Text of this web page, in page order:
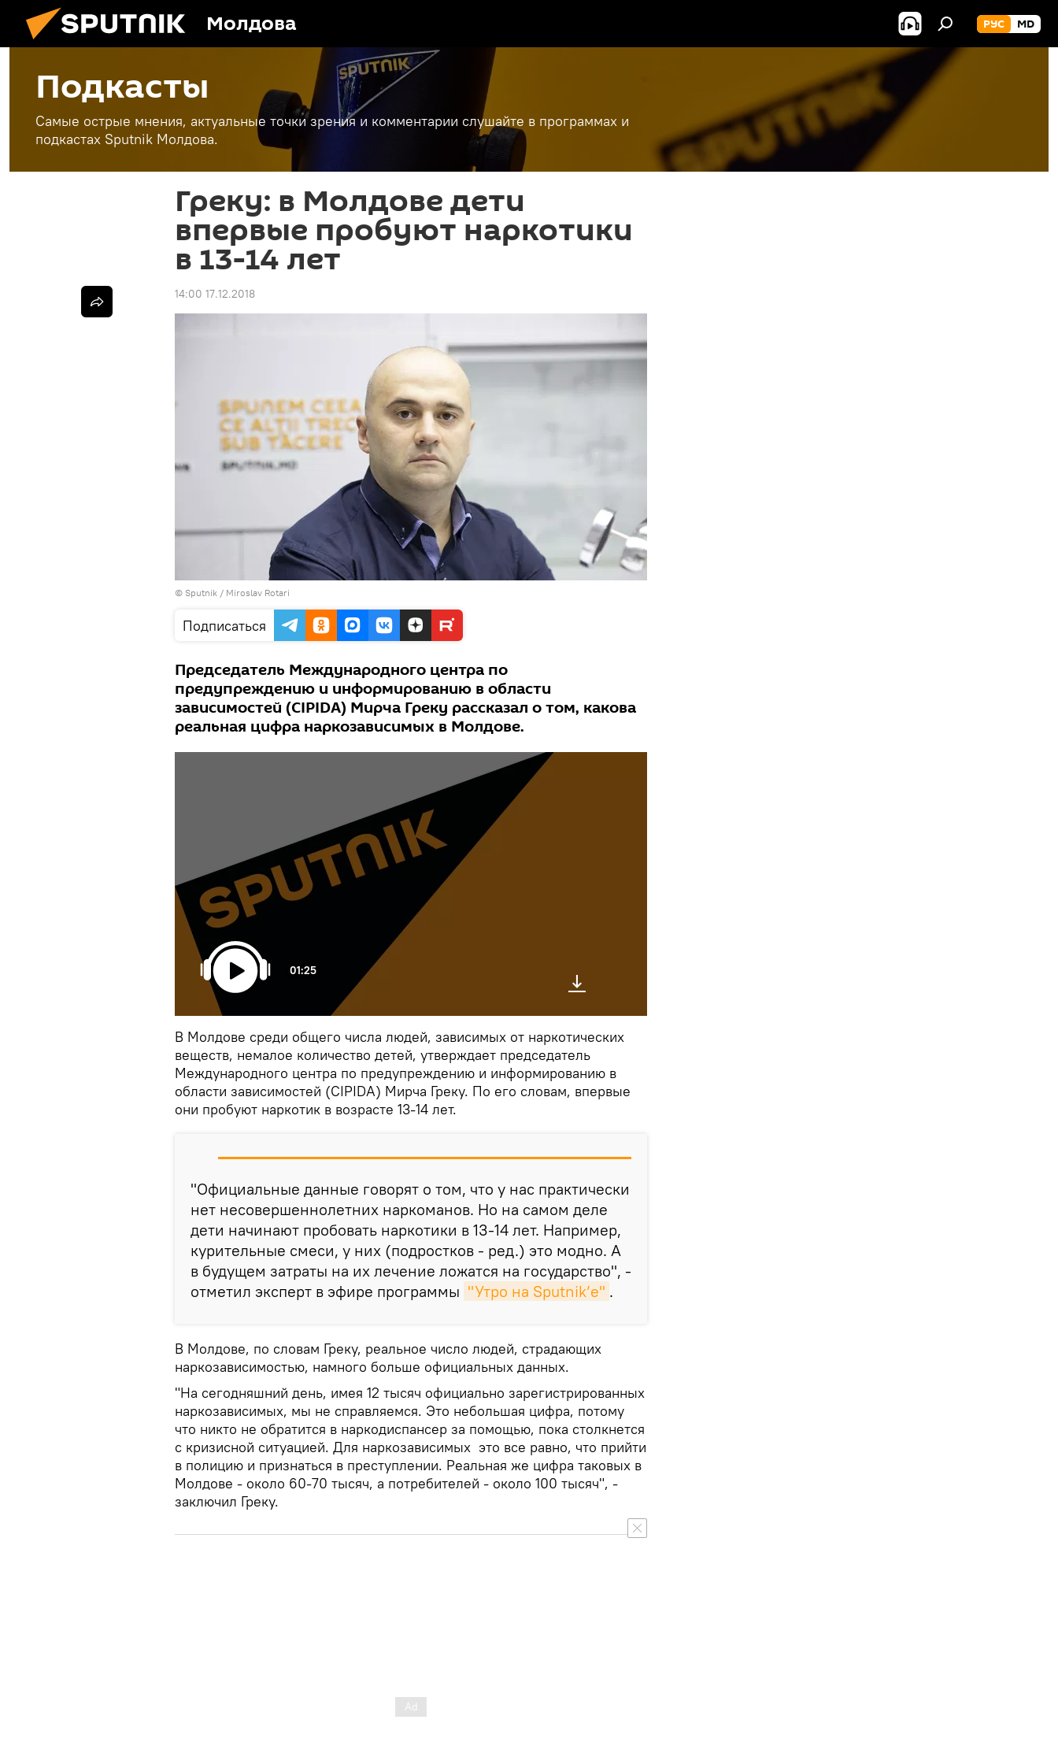
Молдова РУС MD
Подкасты
Самые острые мнения, актуальные точки зрения и комментарии слушайте в программах и
подкастах Sputnik Молдова.
Греку: в Молдове дети
впервые пробуют наркотики
в 13-14 лет
14:00 17.12.2018
© Sputnik / Miroslav Rotari
Подписаться
Председатель Международного центра по
предупреждению и информированию в области
зависимостей (CIPIDA) Мирча Греку рассказал о том, какова
реальная цифра наркозависимых в Молдове.
01:25
В Молдове среди общего числа людей, зависимых от наркотических
веществ, немалое количество детей, утверждает председатель
Международного центра по предупреждению и информированию в
области зависимостей (CIPIDA) Мирча Греку. По его словам, впервые
они пробуют наркотик в возрасте 13-14 лет.
"Официальные данные говорят о том, что у нас практически
нет несовершеннолетних наркоманов. Но на самом деле
дети начинают пробовать наркотики в 13-14 лет. Например,
курительные смеси, у них (подростков - ред.) это модно. А
в будущем затраты на их лечение ложатся на государство", -
отметил эксперт в эфире программы "Утро на Sputnik’e" .
В Молдове, по словам Греку, реальное число людей, страдающих
наркозависимостью, намного больше официальных данных.
"На сегодняшний день, имея 12 тысяч официально зарегистрированных
наркозависимых, мы не справляемся. Это небольшая цифра, потому
что никто не обратится в наркодиспансер за помощью, пока столкнется
с кризисной ситуацией. Для наркозависимых это все равно, что прийти
в полицию и признаться в преступлении. Реальная же цифра таковых в
Молдове - около 60-70 тысяч, а потребителей - около 100 тысяч", -
заключил Греку.